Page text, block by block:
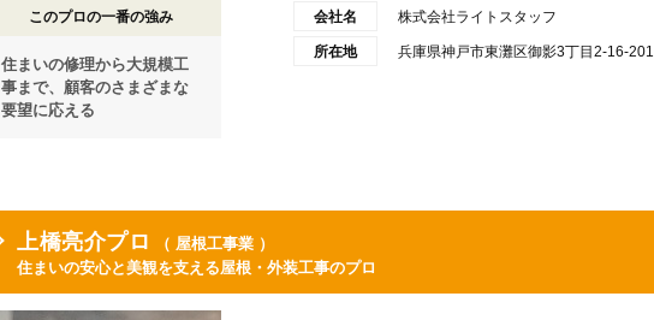
このプロの一番の強み
住まいの修理から大規模工
事まで、顧客のさまざまな
要望に応える
会社名 株式会社ライトスタッフ
所在地 兵庫県神戸市東灘区御影3丁目2-16-201
上橋亮介プロ
（ 屋根工事業 ）
住まいの安心と美観を支える屋根・外装工事のプロ